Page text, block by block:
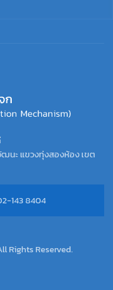
นะ แขวงทุ่งสองห้อง เขต
143 8404
Rights Reserved.